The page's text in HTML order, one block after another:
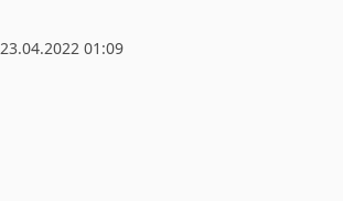
23.04.2022 01:09